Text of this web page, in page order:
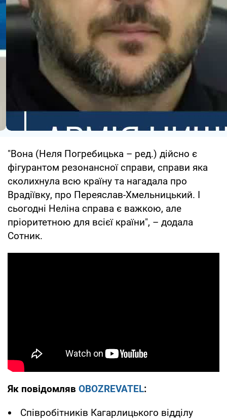
"Вона (Неля Погребицька – ред.) дійсно є
фігурантом резонансної справи, справи яка
сколихнула всю країну та нагадала про
Врадіївку, про Переяслав-Хмельницький. І
сьогодні Неліна справа є важкою, але
пріоритетною для всієї країни", – додала
Сотник.
Як повідомляв OBOZREVATEL:
Співробітників Кагарлицького відділу